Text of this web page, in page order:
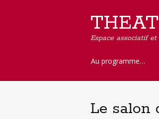
Espace associatif
Aller
contenu
Au programme…
Le salon